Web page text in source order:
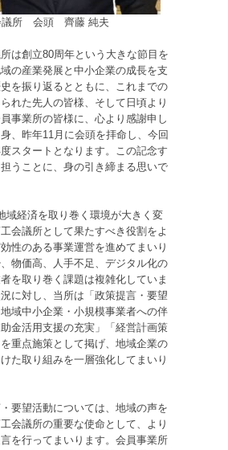
議所 会頭 齊藤 純夫
は創立80周年という大きな節目を
の産業発展と中小企業の成長を支
を振り返るとともに、これまでの
れた先人の皆様、そして日頃より
事業所の皆様に、心より感謝申し
、昨年11月に会頭を拝命し、今回
スタートとなります。この記念す
うことに、身の引き締まる思いで
域経済を取り巻く環境が大きく変
会議所として果たすべき役割をよ
性のある事業運営を進めてまいり
物価高、人手不足、デジタル化の
を取り巻く課題は複雑化していま
に対し、当所は「政策提言・要望
域中小企業・小規模事業者への伴
金活用支援の充実」「経営計画策
重点施策として掲げ、地域企業の
た取り組みを一層強化してまいり
要望活動については、地域の声を
会議所の重要な使命として、より
を行ってまいります。会員事業所